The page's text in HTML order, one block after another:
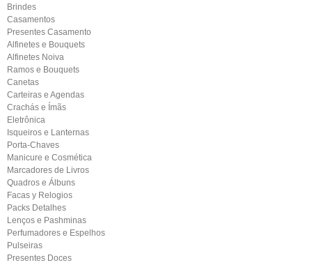
Brindes
Casamentos
Presentes Casamento
Alfinetes e Bouquets
Alfinetes Noiva
Ramos e Bouquets
Canetas
Carteiras e Agendas
Crachás e Ímãs
Eletrônica
Isqueiros e Lanternas
Porta-Chaves
Manicure e Cosmética
Marcadores de Livros
Quadros e Álbuns
Facas y Relogios
Packs Detalhes
Lenços e Pashminas
Perfumadores e Espelhos
Pulseiras
Presentes Doces